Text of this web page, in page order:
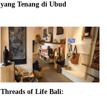
yang Tenang di Ubud
Threads of Life Bali: